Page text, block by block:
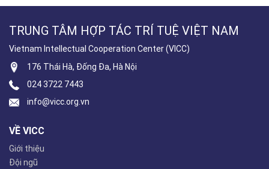
TRUNG TÂM HỢP TÁC TRÍ TUỆ VIỆT NAM
Vietnam Intellectual Cooperation Center (VICC)
176 Thái Hà, Đống Đa, Hà Nội
024 3722 7443
info@vicc.org.vn
VỀ VICC
Giới thiệu
Đội ngũ